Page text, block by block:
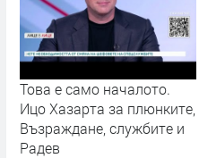
Това е само началото.
Ицо Хазарта за плюнките,
Възраждане, службите и
Радев